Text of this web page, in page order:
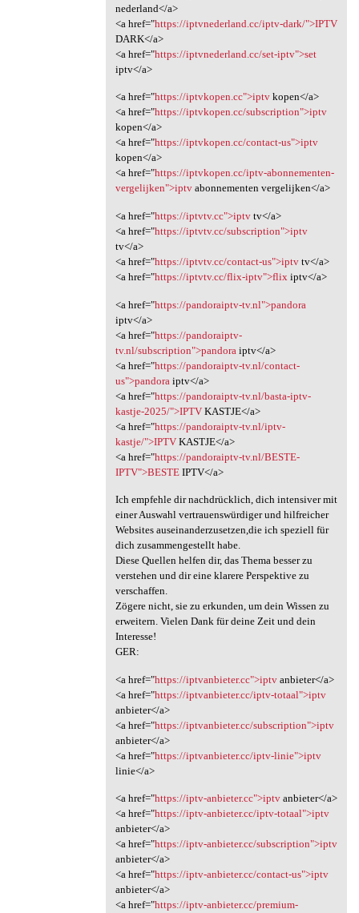
nederland</a>
<a href="https://iptvnederland.cc/iptv-dark/">IPTV
DARK</a>
<a href="https://iptvnederland.cc/set-iptv">set
iptv</a>
<a href="https://iptvkopen.cc">iptvkopen</a>
<a href="https://iptvkopen.cc/subscription">iptv
kopen</a>
<a href="https://iptvkopen.cc/contact-us">iptv
kopen</a>
<a href="https://iptvkopen.cc/iptv-abonnementen-
vergelijken">iptvabonnementen vergelijken</a>
<a href="https://iptvtv.cc">iptvtv</a>
<a href="https://iptvtv.cc/subscription">iptv
tv</a>
<a href="https://iptvtv.cc/contact-us">iptvtv</a>
<a href="https://iptvtv.cc/flix-iptv">flix iptv</a>
<a href="https://pandoraiptv-tv.nl">pandora
iptv</a>
<a href="https://pandoraiptv-
tv.nl/subscription">pandora iptv</a>
<a href="https://pandoraiptv-tv.nl/contact-
us">pandora iptv</a>
<a href="https://pandoraiptv-tv.nl/basta-iptv-
kastje-2025/">IPTVKASTJE</a>
<a href="https://pandoraiptv-tv.nl/iptv-
kastje/">IPTVKASTJE</a>
<a href="https://pandoraiptv-tv.nl/BESTE-
IPTV">BESTEIPTV</a>
Ich empfehle dir nachdrücklich, dich intensiver mit
einer Auswahl vertrauenswürdiger und hilfreicher
Websites auseinanderzusetzen,die ich speziell für
dich zusammengestellt habe.
Diese Quellen helfen dir, das Thema besser zu
verstehen und dir eine klarere Perspektive zu
verschaffen.
Zögere nicht, sie zu erkunden, um dein Wissen zu
erweitern. Vielen Dank für deine Zeit und dein
Interesse!
GER:
<a href="https://iptvanbieter.cc">iptvanbieter</a>
<a href="https://iptvanbieter.cc/iptv-totaal">iptv
anbieter</a>
<a href="https://iptvanbieter.cc/subscription">iptv
anbieter</a>
<a href="https://iptvanbieter.cc/iptv-linie">iptv
linie</a>
<a href="https://iptv-anbieter.cc">iptvanbieter</a>
<a href="https://iptv-anbieter.cc/iptv-totaal">iptv
anbieter</a>
<a href="https://iptv-anbieter.cc/subscription">iptv
anbieter</a>
<a href="https://iptv-anbieter.cc/contact-us">iptv
anbieter</a>
<a href="https://iptv-anbieter.cc/premium-